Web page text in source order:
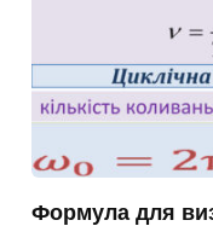
Формула для